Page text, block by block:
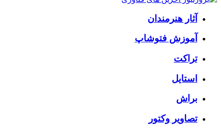
آثار هنرمندان
آموزش فتوشاپ
تراکت
استایل
براش
تصاویر وکتور